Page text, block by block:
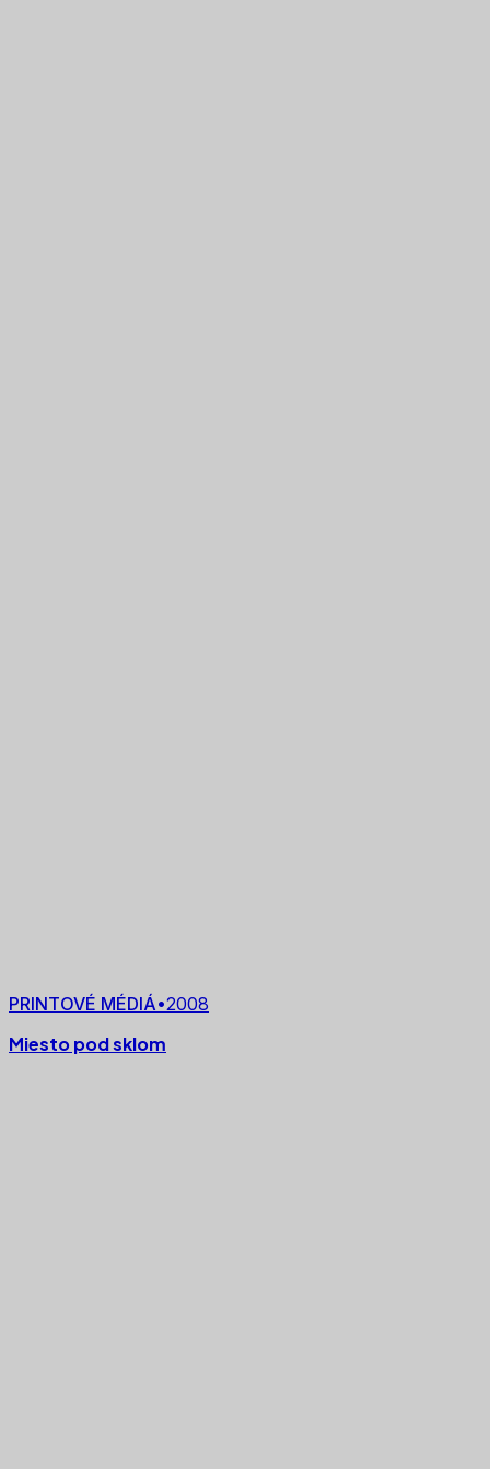
PRINTOVÉ MÉDIÁ•2008
Miesto pod sklom